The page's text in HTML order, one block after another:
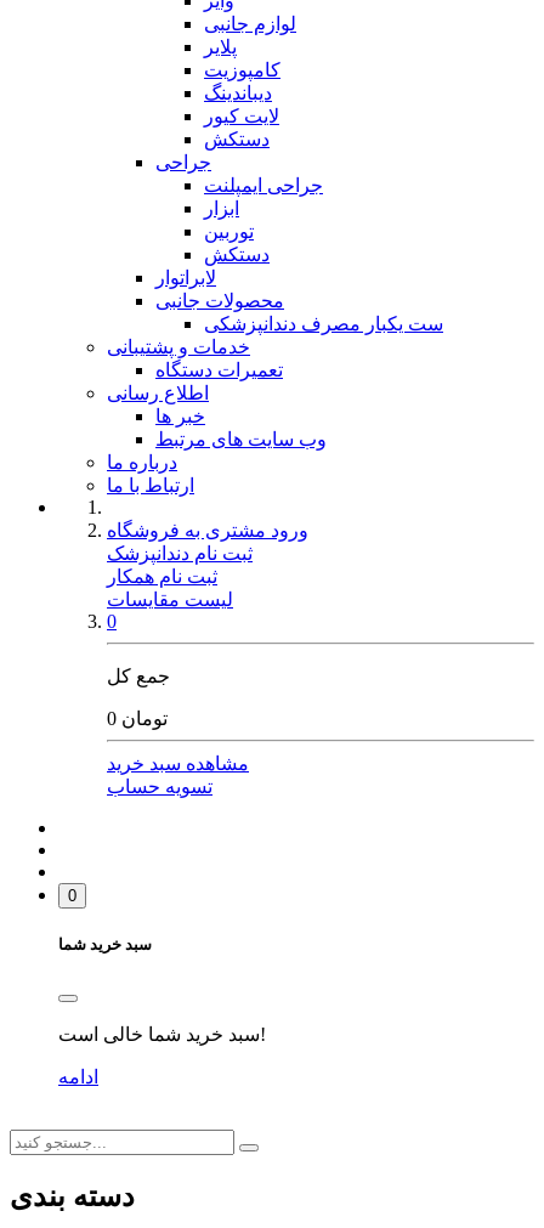
لوازم جانبی
پلایر
کامپوزیت
دیباندینگ
لایت کیور
دستکش
جراحی
جراحی ایمپلنت
ابزار
توربین
دستکش
لابراتوار
محصولات جانبی
ست یکبار مصرف دندانپزشکی
خدمات و پشتیبانی
تعمیرات دستگاه
اطلاع رسانی
خبر ها
وب سایت های مرتبط
درباره ما
ارتباط با ما
ورود مشتری به فروشگاه
ثبت نام دندانپزشک
ثبت نام همکار
لیست مقایسات
0
جمع کل
0 تومان
مشاهده سبد خرید
تسویه حساب
0
سبد خرید شما
سبد خرید شما خالی است!
ادامه
دسته بندی